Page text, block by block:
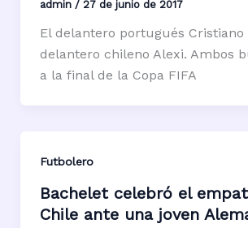
admin / 27 de junio de 2017
El delantero portugués Cristiano
delantero chileno Alexi. Ambos
a la final de la Copa FIFA
Futbolero
Bachelet celebró el
Chile ante una joven